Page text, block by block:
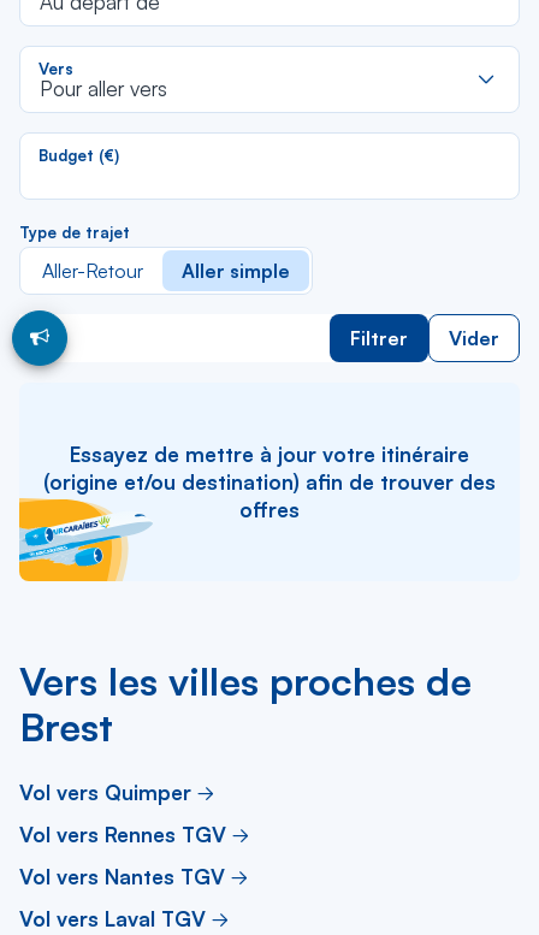
Vers
Pour aller vers
Budget (€)
Type de trajet
Aller-Retour Aller simple
Filtrer Vider
Essayez de mettre à jour votre itinéraire
(origine et/ou destination) afin de trouver des
offres
Vers les villes proches de
Brest
Vol vers Quimper
Vol vers Rennes TGV
Vol vers Nantes TGV
Vol vers Laval TGV